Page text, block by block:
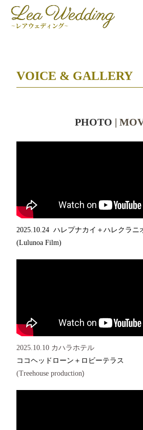
VOICE & GALLERY
PHOTO |
2025.10.24 ハレプナカイ＋ハレクラニ
(Lulunoa Film)
2025.10.10 カハラホテル
ココヘッドローン＋ロビーテラス
(Treehouse production)